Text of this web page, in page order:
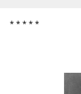
* * * * *